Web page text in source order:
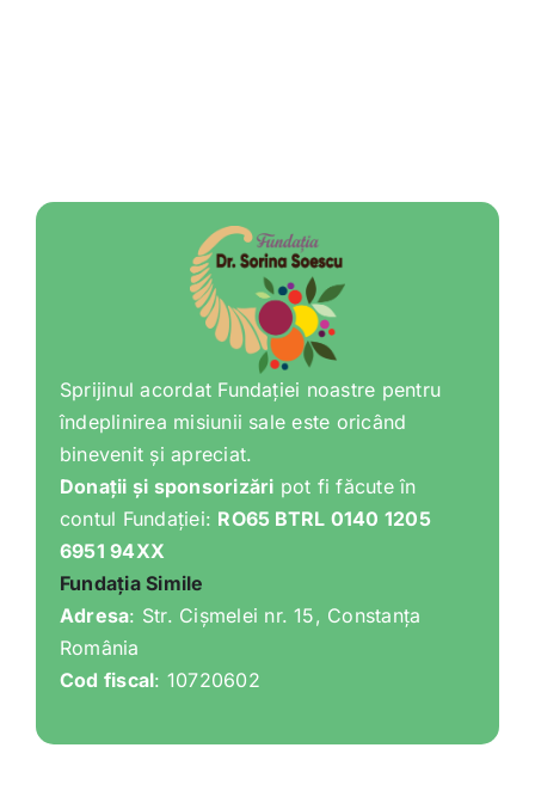
Sprijinul acordat Fundației noastre pentru
îndeplinirea misiunii sale este oricând
binevenit și apreciat.
Donații și sponsorizări pot fi făcute în
contul Fundației: RO65 BTRL 0140 1205
6951 94XX
Fundația Simile
Adresa: Str. Cișmelei nr. 15, Constanța
România
Cod fiscal: 10720602